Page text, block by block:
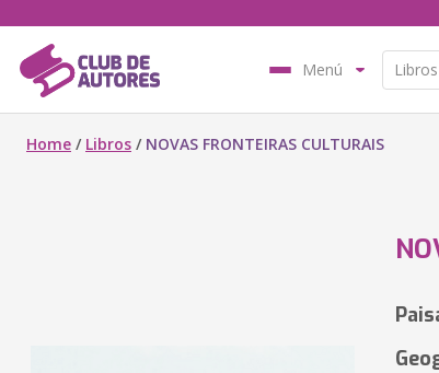
Menú
Home / Libros / NOVAS FRONTEIRAS CULTURAIS